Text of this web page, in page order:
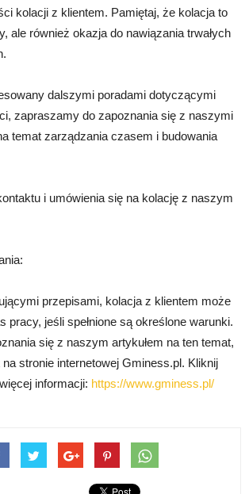
kolacji z klientem. Pamiętaj, że kolacja to
ale również okazja do nawiązania trwałych
dalszymi poradami dotyczącymi
zapraszamy do zapoznania się z naszymi
temat zarządzania czasem i budowania
i umówienia się na kolację z naszym
przepisami, kolacja z klientem może
pracy, jeśli spełnione są określone warunki.
się z naszym artykułem na ten temat,
stronie internetowej Gminess.pl. Kliknij
informacji: https://www.gminess.pl/